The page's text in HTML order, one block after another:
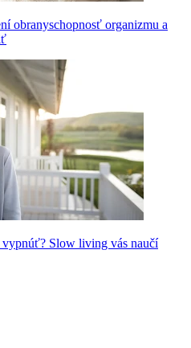
obranyschopnosť organizmu a
vypnúť? Slow living vás naučí